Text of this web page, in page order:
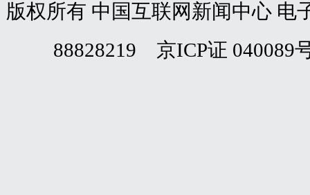
版权所有 中国互联网新闻中心 电
88828219 京ICP证 040089